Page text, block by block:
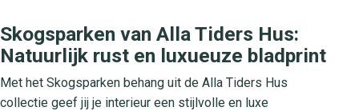
Skogsparken van Alla Tiders Hus:
Natuurlijk rust en luxueuze bladprint
Met het Skogsparken behang uit de Alla Tiders Hus
collectie geef jij je interieur een stijlvolle en luxe